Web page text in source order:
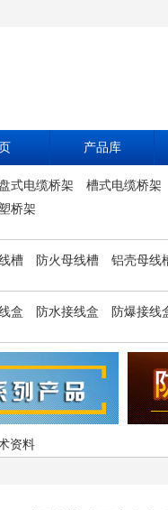
产品库
式电缆桥架
槽式电缆桥架
桥架
槽 防火母线槽 铝壳母线
盒 防水接线盒 防爆接线
资料